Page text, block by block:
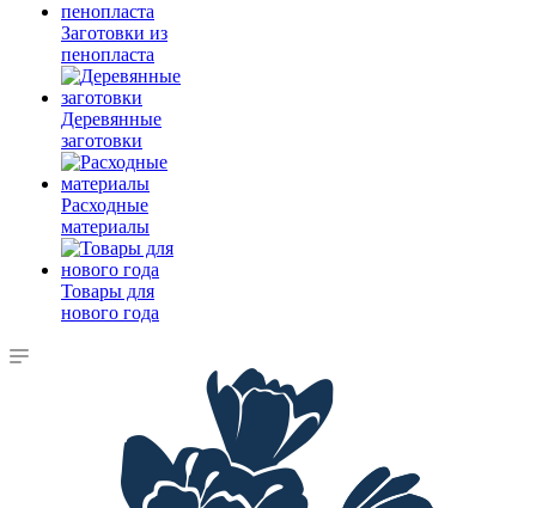
Заготовки из
пенопласта
Деревянные
заготовки
Расходные
материалы
Товары для
нового года